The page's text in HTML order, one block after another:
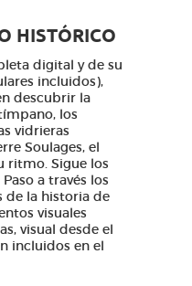
HISTÓRICO
digital y de su
incluidos),
descubrir la
los
vidrieras
Soulages, el
ritmo. Sigue los
a través los
de la historia de
visuales
visual desde el
incluidos en el